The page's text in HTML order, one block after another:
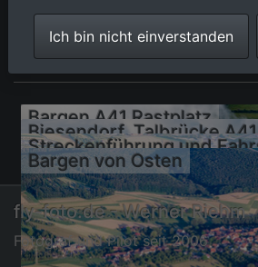
Bargen A41 Rastplatz
Biesendorf, Talbrücke A41
Bargen von Osten
fly-foto.de - Werner Riehm
Fotograf und Pilot seit 2006
Ich bin nicht einverstanden